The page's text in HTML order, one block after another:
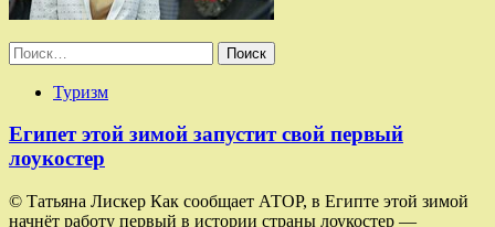
Найти:
Туризм
Египет этой зимой запустит свой первый
лоукостер
© Татьяна Лискер Как сообщает АТОР, в Египте этой зимой
начнёт работу первый в истории страны лоукостер —